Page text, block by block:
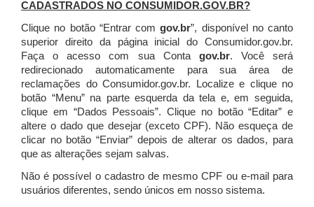
CADASTRADOS NO CONSUMIDOR.GOV.BR?
Clique no botão “Entrar comgov.br”, disponível no canto
superior direito da página inicial do Consumidor.gov.br.
Faça o acesso com sua Conta gov.br. Você será
redirecionado automaticamente para sua área de
reclamações do Consumidor.gov.br.
Localize e clique no
botão “Menu” na parte esquerda da tela e, em seguida,
clique em “Dados Pessoais”. Clique no botão “Editar” e
altere o dado que desejar (exceto CPF). Não esqueça de
clicar no botão “Enviar” depois de alterar os dados, para
que as alterações sejam salvas.
Não é possível o cadastro de mesmo CPF ou e-mail para
usuários diferentes, sendo únicos em nosso sistema.